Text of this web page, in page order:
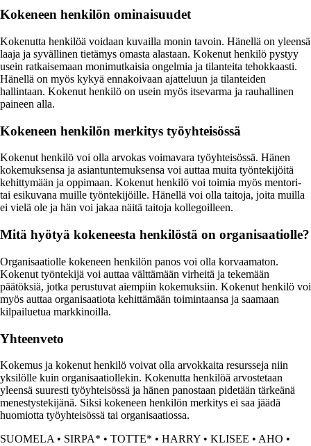
Kokeneen henkilön ominaisuudet
Kokenutta henkilöä voidaan kuvailla monin tavoin. Hänellä on yleensä
laaja ja syvällinen tietämys omasta alastaan. Kokenut henkilö pystyy
usein ratkaisemaan monimutkaisia ongelmia ja tilanteita tehokkaasti.
Hänellä on myös kykyä ennakoivaan ajatteluun ja tilanteiden
hallintaan. Kokenut henkilö on usein myös itsevarma ja rauhallinen
paineen alla.
Kokeneen henkilön merkitys työyhteisössä
Kokenut henkilö voi olla arvokas voimavara työyhteisössä. Hänen
kokemuksensa ja asiantuntemuksensa voi auttaa muita työntekijöitä
kehittymään ja oppimaan. Kokenut henkilö voi toimia myös mentori-
tai esikuvana muille työntekijöille. Hänellä voi olla taitoja, joita muilla
ei vielä ole ja hän voi jakaa näitä taitoja kollegoilleen.
Mitä hyötyä kokeneesta henkilöstä on organisaatiolle?
Organisaatiolle kokeneen henkilön panos voi olla korvaamaton.
Kokenut työntekijä voi auttaa välttämään virheitä ja tekemään
päätöksiä, jotka perustuvat aiempiin kokemuksiin. Kokenut henkilö voi
myös auttaa organisaatiota kehittämään toimintaansa ja saamaan
kilpailuetua markkinoilla.
Yhteenveto
Kokemus ja kokenut henkilö voivat olla arvokkaita resursseja niin
yksilölle kuin organisaatiollekin. Kokenutta henkilöä arvostetaan
yleensä suuresti työyhteisössä ja hänen panostaan pidetään tärkeänä
menestystekijänä. Siksi kokeneen henkilön merkitys ei saa jäädä
huomiotta työyhteisössä tai organisaatiossa.
SUOMELA • SIRPA* • TOTTE* • HARRY • KLISEE • AHO •